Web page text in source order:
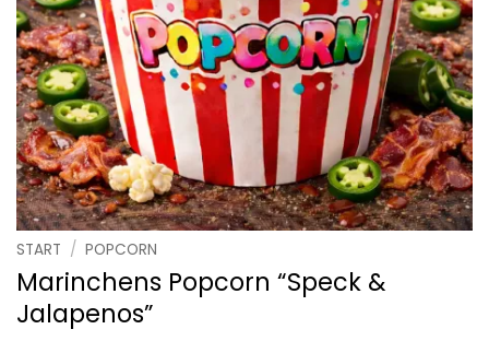
START / POPCORN
Marinchens Popcorn “Speck &
Jalapenos”